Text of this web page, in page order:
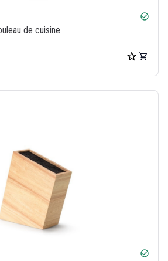
check_circle
de cuisine
check_circle